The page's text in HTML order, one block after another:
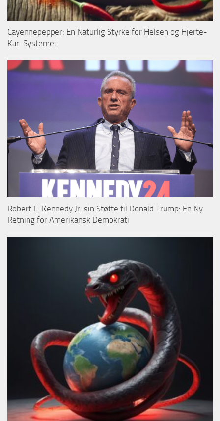
Cayennepepper: En Naturlig Styrke for Helsen og Hjerte-
Kar-Systemet
Robert F. Kennedy Jr. sin Støtte til Donald Trump: En Ny
Retning for Amerikansk Demokrati